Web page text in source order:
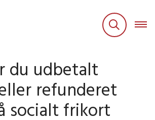
du udbetalt
refunderet
socialt frikort